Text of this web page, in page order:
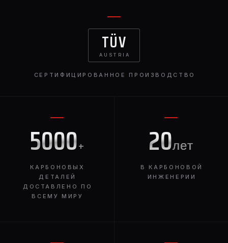
5000+
КАРБОНОВЫХ
ДЕТАЛЕЙ
ДОСТАВЛЕНО ПО
ВСЕМУ МИРУ
20лет
В КАРБОНОВОЙ
ИНЖЕНЕРИИ
TÜV
AUSTRIA
СЕРТИФИЦИРОВАННОЕ ПРОИЗВОДСТВО